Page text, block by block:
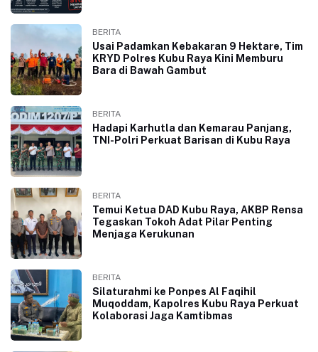
BERITA
Usai Padamkan Kebakaran 9 Hektare, Tim
KRYD Polres Kubu Raya Kini Memburu
Bara di Bawah Gambut
BERITA
Hadapi Karhutla dan Kemarau Panjang,
TNI-Polri Perkuat Barisan di Kubu Raya
BERITA
Temui Ketua DAD Kubu Raya, AKBP Rensa
Tegaskan Tokoh Adat Pilar Penting
Menjaga Kerukunan
BERITA
Silaturahmi ke Ponpes Al Faqihil
Muqoddam, Kapolres Kubu Raya Perkuat
Kolaborasi Jaga Kamtibmas